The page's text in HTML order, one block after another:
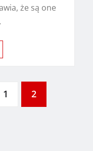
że są one
1 2